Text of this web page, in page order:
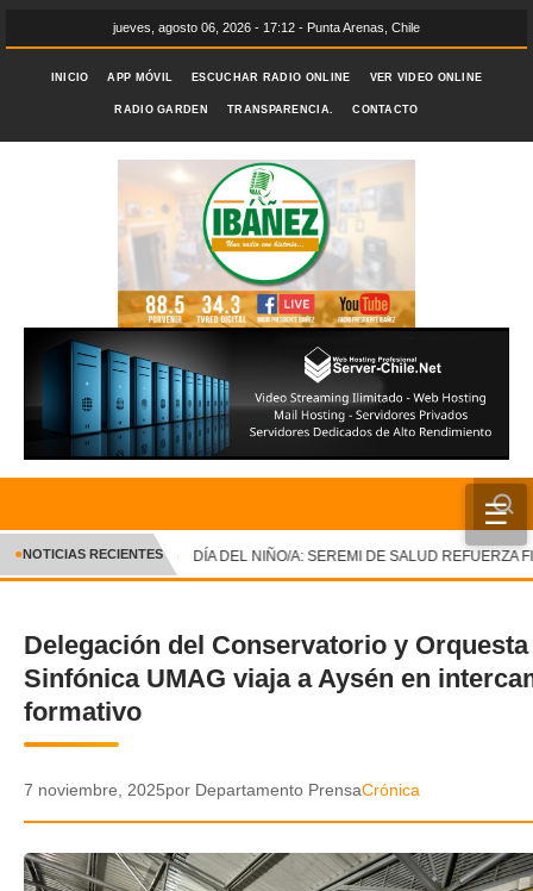
jueves, agosto 06, 2026 - 17:12 - Punta Arenas, Chile
INICIO APP MÓVIL ESCUCHAR RADIO ONLINE VER VIDEO ONLINE
RADIO GARDEN TRANSPARENCIA. CONTACTO
☰
INICIO
CRÓNICA
DEPORTES
ENTRETENIMIENTO Y CULTURA
AUDIOS
✕
●NOTICIAS RECIENTES DÍA DEL NIÑO/A: SEREMI DE SALUD REFUERZA
Delegación del Conservatorio y Orquesta
Sinfónica UMAG viaja a Aysén en
formativo
7 noviembre, 2025por Departamento PrensaCrónica